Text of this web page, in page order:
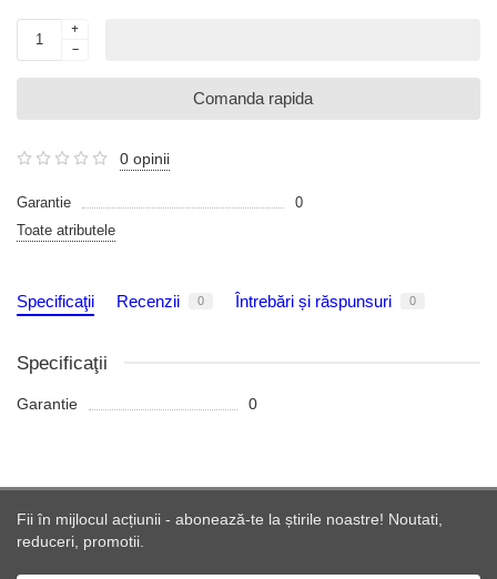
Comanda rapida
0 opinii
Garantie
0
Toate atributele
Specificaţii Recenzii 0 Întrebări și răspunsuri 0
Specificaţii
Garantie 0
Fii în mijlocul acțiunii - abonează-te la știrile noastre! Noutati,
reduceri, promotii.